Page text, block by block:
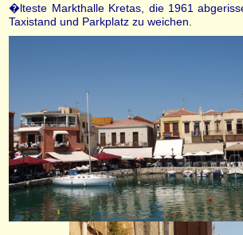
�lteste Markthalle Kretas, die 1961
Taxistand und Parkplatz zu weichen.